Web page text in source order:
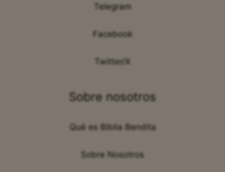
Telegram
Facebook
Twitter/X
Sobre nosotros
Qué es Biblia Bendita
Sobre Nosotros